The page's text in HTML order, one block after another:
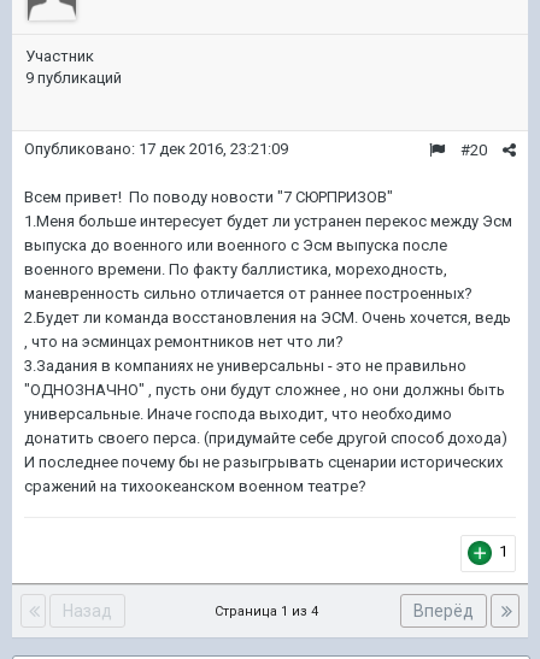
Участник
9 публикаций
#20
Опубликовано: 17 дек 2016, 23:21:09
Всем привет! По поводу новости "7 СЮРПРИЗОВ"
1.Меня больше интересует будет ли устранен перекос между Эсм
выпуска до военного или военного с Эсм выпуска после
военного времени. По факту баллистика, мореходность,
маневренность сильно отличается от раннее построенных?
2.Будет ли команда восстановления на ЭСМ. Очень хочется, ведь
, что на эсминцах ремонтников нет что ли?
3.Задания в компаниях не универсальны - это не правильно
"ОДНОЗНАЧНО" , пусть они будут сложнее , но они должны быть
универсальные. Иначе господа выходит, что необходимо
донатить своего перса. (придумайте себе другой способ дохода)
И последнее почему бы не разыгрывать сценарии исторических
сражений на тихоокеанском военном театре?
1
Назад Вперёд
Страница 1 из 4